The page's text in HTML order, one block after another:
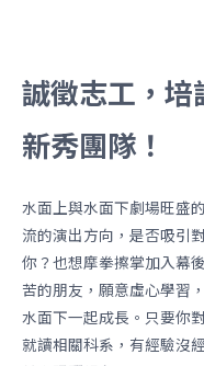
誠徵志工，培
新秀團隊！
水面上與水面下劇場旺盛
流的演出方向，是否吸引
你？也想摩拳擦掌加入幕
苦的朋友，願意虛心學習
水面下一起成長。只要你
就讀相關科系，有經驗沒